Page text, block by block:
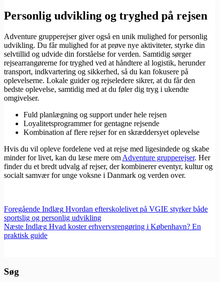
Personlig udvikling og tryghed på rejsen
Adventure grupperejser giver også en unik mulighed for personlig
udvikling. Du får mulighed for at prøve nye aktiviteter, styrke din
selvtillid og udvide din forståelse for verden. Samtidig sørger
rejsearrangørerne for tryghed ved at håndtere al logistik, herunder
transport, indkvartering og sikkerhed, så du kan fokusere på
oplevelserne. Lokale guider og rejseledere sikrer, at du får den
bedste oplevelse, samtidig med at du føler dig tryg i ukendte
omgivelser.
Fuld planlægning og support under hele rejsen
Loyalitetsprogrammer for gentagne rejsende
Kombination af flere rejser for en skræddersyet oplevelse
Hvis du vil opleve fordelene ved at rejse med ligesindede og skabe
minder for livet, kan du læse mere om Adventure grupperejser. Her
finder du et bredt udvalg af rejser, der kombinerer eventyr, kultur og
socialt samvær for unge voksne i Danmark og verden over.
Foregående Indlæg Hvordan efterskolelivet på VGIE styrker både
sportslig og personlig udvikling
Næste Indlæg Hvad koster erhvervsrengøring i København? En
praktisk guide
Søg